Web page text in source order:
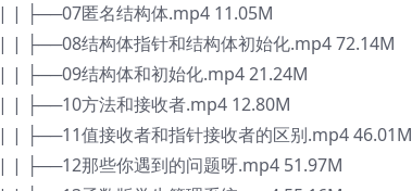
| | ├──07匿名结构体.mp4 11.05M
| | ├──08结构体指针和结构体初始化.mp4 72.14M
| | ├──09结构体和初始化.mp4 21.24M
| | ├──10方法和接收者.mp4 12.80M
| | ├──11值接收者和指针接收者的区别.mp4 46.01M
| | ├──12那些你遇到的问题呀.mp4 51.97M